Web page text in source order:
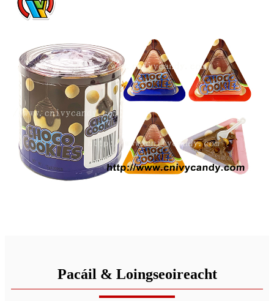
Pacáil & Loingseoireacht